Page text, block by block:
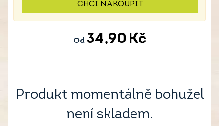
CHCI NAKOUPIT
Od 34,90 Kč
Produkt momentálně bohužel
není skladem.